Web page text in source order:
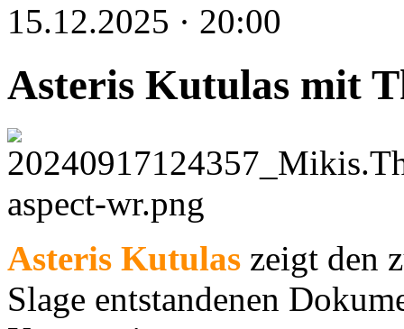
15.12.2025 · 20:00
Asteris Kutulas mit
Asteris Kutulas zeigt den
Slage entstandenen